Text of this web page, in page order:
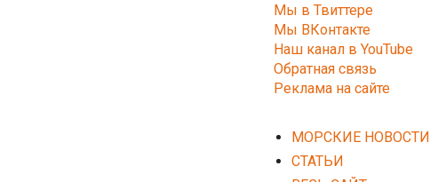
Мы в Твиттере
Мы ВКонтакте
Наш канал в YouTube
Обратная связь
Реклама на сайте
МОРСКИЕ НОВОСТИ
СТАТЬИ